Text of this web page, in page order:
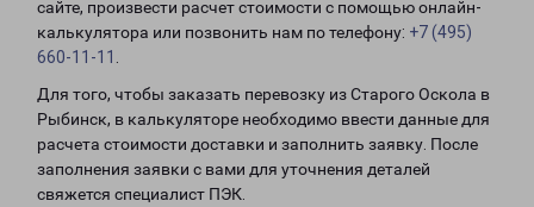
сайте, произвести расчет стоимости с помощью онлайн-
калькулятора или позвонить нам по телефону: +7 (495)
660-11-11
Для того, чтобы заказать перевозку из Старого Оскола в
Рыбинск, в калькуляторе необходимо ввести данные для
расчета стоимости доставки и заполнить заявку. После
заполнения заявки с вами для уточнения деталей
свяжется специалист ПЭК.